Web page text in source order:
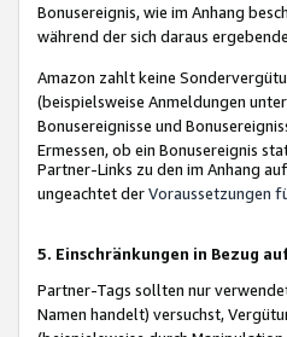
Bonusereignis, wie im Anhang
während der sich daraus
Amazon zahlt keine
(beispielsweise Anmeldungen
Bonusereignisse und
Ermessen, ob ein Bonusereignis
Partner-Links zu den im Anhang
ungeachtet derVoraussetzungen
5. Einschränkungen in Bezug
Partner-Tags sollten nur
Namen handelt) versuchst,